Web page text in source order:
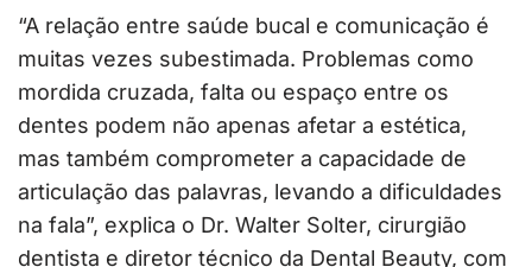
“A relação entre saúde bucal e comunicação é
muitas vezes subestimada. Problemas como
mordida cruzada, falta ou espaço entre os
dentes podem não apenas afetar a estética,
mas também comprometer a capacidade de
articulação das palavras, levando a dificuldades
na fala”, explica o Dr. Walter Solter, cirurgião
dentista e diretor técnico da Dental Beauty, com